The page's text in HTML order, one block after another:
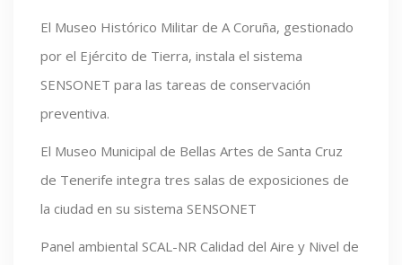
El Museo Histórico Militar de A Coruña, gestionado
por el Ejército de Tierra, instala el sistema
SENSONET para las tareas de conservación
preventiva.
El Museo Municipal de Bellas Artes de Santa Cruz
de Tenerife integra tres salas de exposiciones de
la ciudad en su sistema SENSONET
Panel ambiental SCAL-NR Calidad del Aire y Nivel de